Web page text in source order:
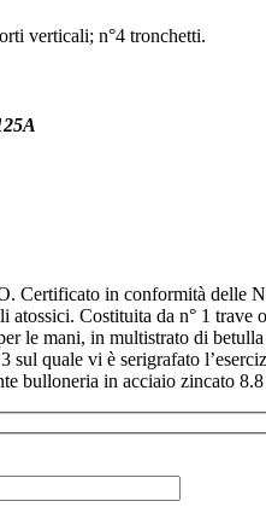
verticali; n°4 tronchetti.
in conformità delle
atossici. Costituita da n° 1
le mani, in multistrato di
quale vi è serigrafato
bulloneria in acciaio zincato